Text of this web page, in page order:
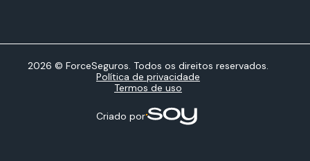
2026 © ForceSeguros. Todos os direitos reservados.
Política de privacidade
Termos de uso
Criado por